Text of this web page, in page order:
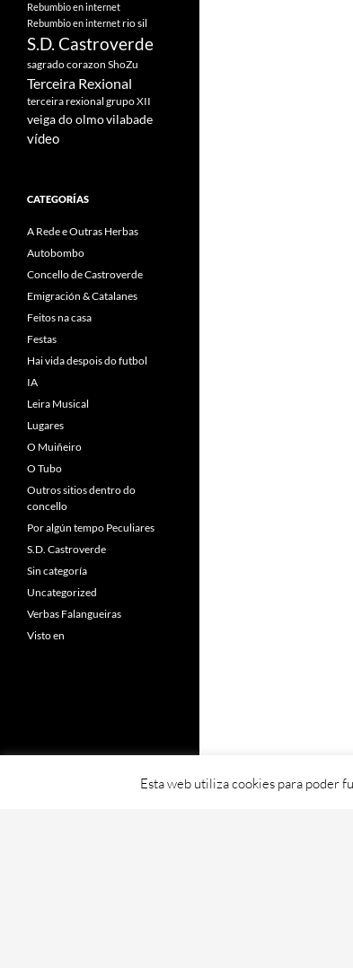
Rebumbio en internet
Rebumbio en internetrio sil
S.D. Castroverde
sagrado corazon ShoZu
Terceira Rexional
terceira rexional grupo XII
veiga do olmovilabade
vídeo
CATEGORÍAS
A Rede e Outras Herbas
Autobombo
Concello de Castroverde
Emigración & Catalanes
Feitos na casa
Festas
Hai vida despois do futbol
IA
Leira Musical
Lugares
O Muiñeiro
O Tubo
Outros sitios dentro do
concello
Por algún tempo Peculiares
S.D. Castroverde
Sin categoría
Uncategorized
Verbas Falangueiras
Visto en
Esta web utiliza cookies para poder